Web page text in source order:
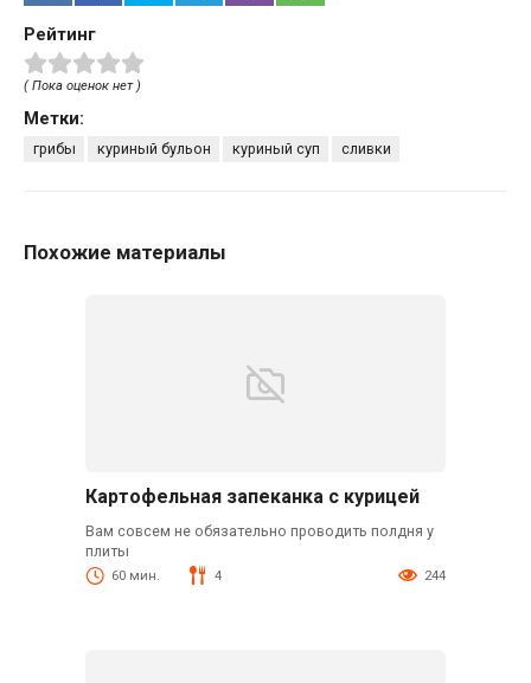
Рейтинг
( Пока оценок нет )
Метки:
грибы куриный бульон куриный суп сливки
Похожие материалы
Картофельная запеканка с курицей
Вам совсем не обязательно проводить полдня у
плиты
60 мин. 4 244